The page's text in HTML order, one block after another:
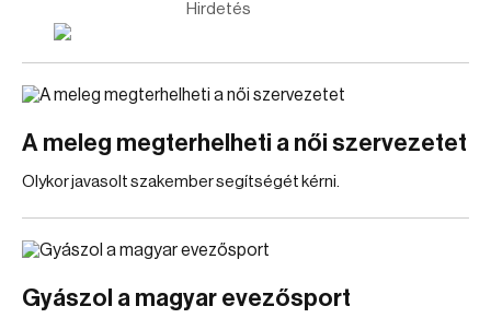
Hirdetés
A meleg megterhelheti a női szervezetet
Olykor javasolt szakember segítségét kérni.
Gyászol a magyar evezősport